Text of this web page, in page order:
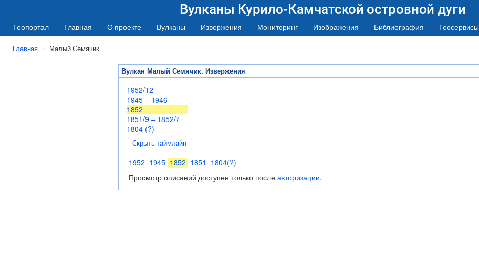
Вулканы Курило-Камчатской островной дуги
Геопортал Главная О проекте Вулканы Извержения Мониторинг Изображения Библиография Геосервисы
Главная Малый Семячик
Вулкан Малый Семячик. Извержения
1952/12
1945 – 1946
1852
1851/9 – 1852/7
1804 (?)
– Скрыть таймлайн
1952 1945 1852 1851 1804(?)
Просмотр описаний доступен только после авторизации.